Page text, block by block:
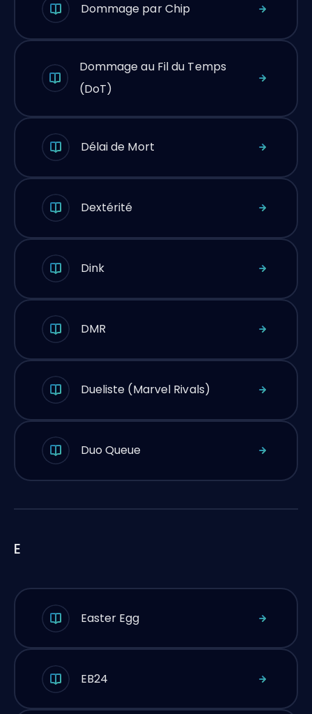
Dommage par Chip
Dommage au Fil du Temps
(DoT)
Délai de Mort
Dextérité
Dink
DMR
Dueliste (Marvel Rivals)
Duo Queue
E
Easter Egg
EB24